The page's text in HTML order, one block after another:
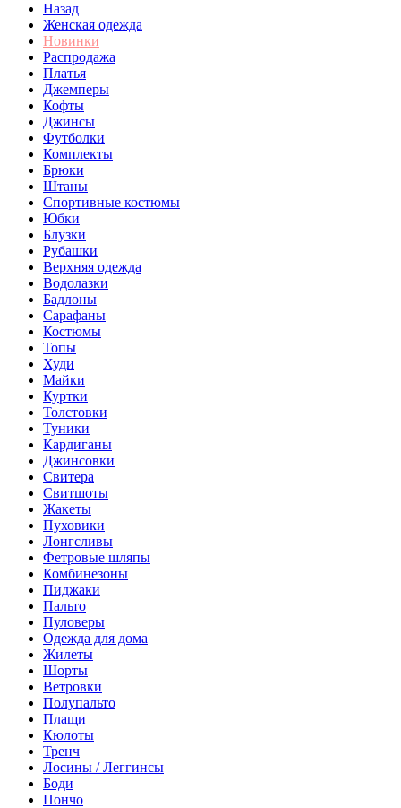
Назад
Женская одежда
Новинки
Распродажа
Платья
Джемперы
Кофты
Джинсы
Футболки
Комплекты
Брюки
Штаны
Спортивные костюмы
Юбки
Блузки
Рубашки
Верхняя одежда
Водолазки
Бадлоны
Сарафаны
Костюмы
Топы
Худи
Майки
Куртки
Толстовки
Туники
Кардиганы
Джинсовки
Свитера
Свитшоты
Жакеты
Пуховики
Лонгсливы
Фетровые шляпы
Комбинезоны
Пиджаки
Пальто
Пуловеры
Одежда для дома
Жилеты
Шорты
Ветровки
Полупальто
Плащи
Кюлоты
Тренч
Лосины / Леггинсы
Боди
Пончо